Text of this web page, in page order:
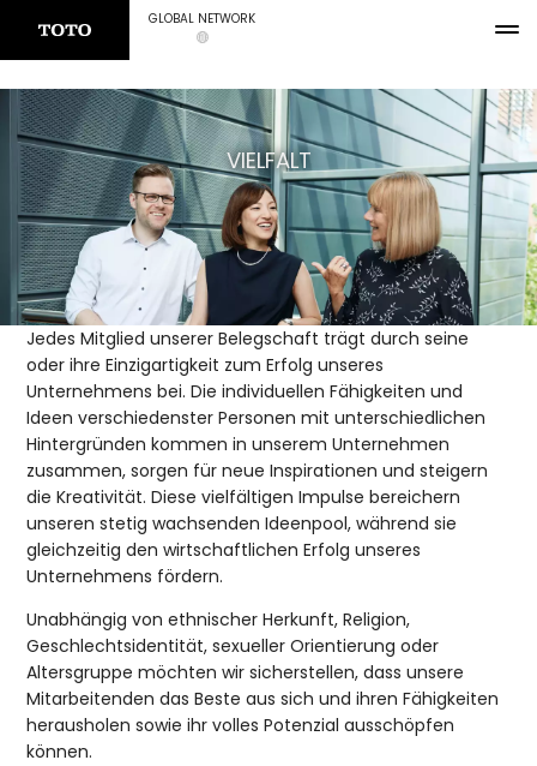
GLOBAL NETWORK
VIELFALT
Jedes Mitglied unserer Belegschaft trägt durch seine
oder ihre Einzigartigkeit zum Erfolg unseres
Unternehmens bei. Die individuellen Fähigkeiten und
Ideen verschiedenster Personen mit unterschiedlichen
Hintergründen kommen in unserem Unternehmen
zusammen, sorgen für neue Inspirationen und steigern
die Kreativität. Diese vielfältigen Impulse bereichern
unseren stetig wachsenden Ideenpool, während sie
gleichzeitig den wirtschaftlichen Erfolg unseres
Unternehmens fördern.
Unabhängig von ethnischer Herkunft, Religion,
Geschlechtsidentität, sexueller Orientierung oder
Altersgruppe möchten wir sicherstellen, dass unsere
Mitarbeitenden das Beste aus sich und ihren Fähigkeiten
herausholen sowie ihr volles Potenzial ausschöpfen
können.